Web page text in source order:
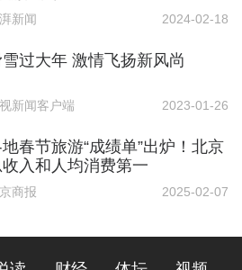
新闻 2024-02-18
过大年 激情飞扬新风尚
新闻客户端 2023-01-26
春节旅游“成绩单”出炉！北京
收入和人均消费第一
商报 2025-02-07